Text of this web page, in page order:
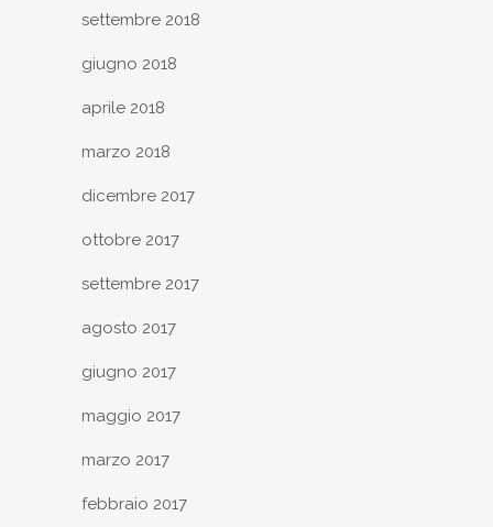
settembre 2018
giugno 2018
aprile 2018
marzo 2018
dicembre 2017
ottobre 2017
settembre 2017
agosto 2017
giugno 2017
maggio 2017
marzo 2017
febbraio 2017